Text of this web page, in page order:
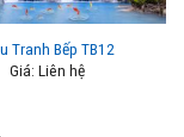
Tranh Bếp TB12
Giá: Liên hệ